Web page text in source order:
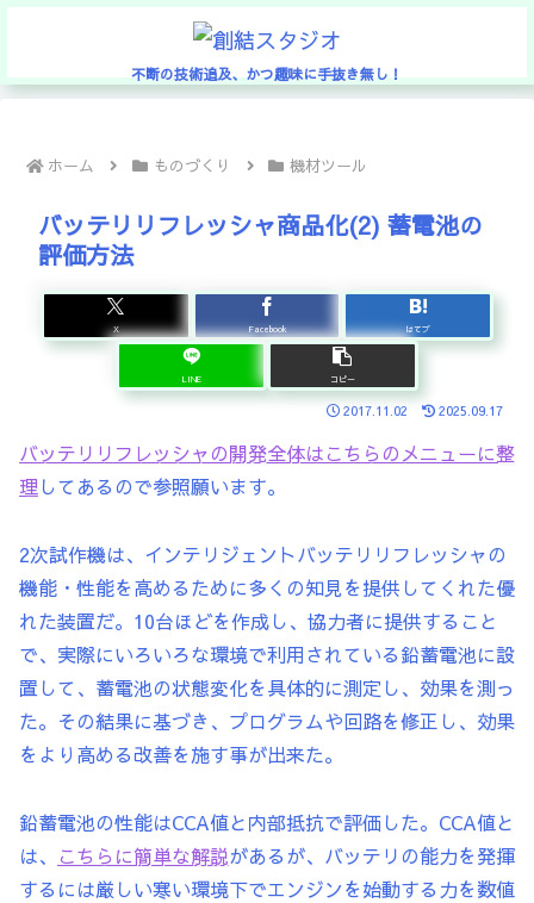
不断の技術追及、かつ趣味に手抜き無し！
ホーム ものづくり 機材ツール
バッテリリフレッシャ商品化(2) 蓄電池の
評価方法
X Facebook はてブ
LINE コピー
2017.11.02 2025.09.17
バッテリリフレッシャの開発全体はこちらのメニューに整
理 してあるので参照願います。
2次試作機は、インテリジェントバッテリリフレッシャの
機能・性能を高めるために多くの知見を提供してくれた優
れた装置だ。10台ほどを作成し、協力者に提供すること
で、実際にいろいろな環境で利用されている鉛蓄電池に設
置して、蓄電池の状態変化を具体的に測定し、効果を測っ
た。その結果に基づき、プログラムや回路を修正し、効果
をより高める改善を施す事が出来た。
鉛蓄電池の性能はCCA値と内部抵抗で評価した。CCA値と
は、
こちらに簡単な解説があるが、バッテリの能力を発揮
するには厳しい寒い環境下でエンジンを始動する力を数値